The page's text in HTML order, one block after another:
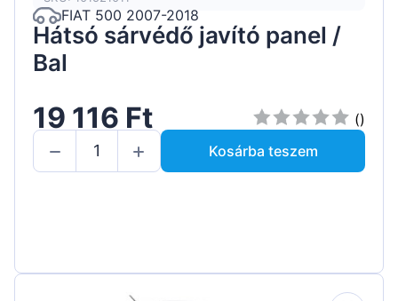
FIAT 500 2007-2018
Hátsó sárvédő javító panel /
Bal
19 116 Ft
()
Kosárba teszem